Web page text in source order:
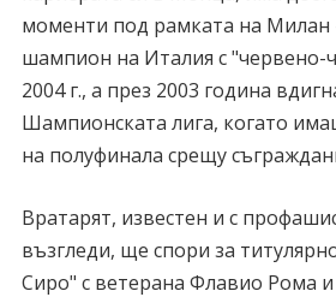
моменти под рамката на Милан
шампион на Италия с "червено-
2004 г., а през 2003 година
Шампионската лига, когато
на полуфинала срещу
Вратарят, известен и с
възгледи, ще спори за
Сиро" с ветерана Флавио Рома